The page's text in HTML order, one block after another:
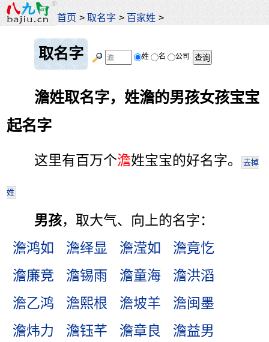
首页 >取名字 > 百家姓 >
取名字 姓 名 公司
澹姓取名字，姓澹的男孩女孩宝宝
起名字
这里有百万个澹姓宝宝的好名字。 去掉
姓
男孩，取大气、向上的名字：
澹鸿如
澹绎显 澹滢如
澹竟忔
澹廉竞
澹锡雨 澹童海
澹洪滔
澹乙鸿
澹熙根 澹坡羊
澹闽墨
澹炜力
澹钰芊 澹章良
澹益男